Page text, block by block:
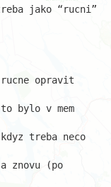
jako “rucni”
opravit
bylo v mem
treba neco
znovu (po